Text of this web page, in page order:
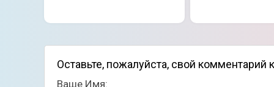
Оставьте, пожалуйста, свой комментарий
Ваше Имя: